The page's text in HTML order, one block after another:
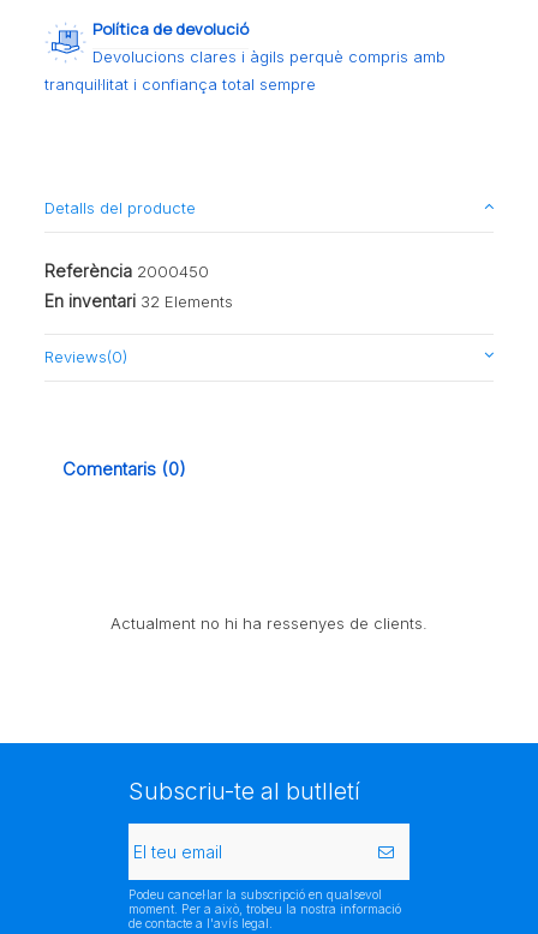
Política de devolució
Devolucions clares i àgils perquè compris amb
tranquil·litat i confiança total sempre
Detalls del producte
Referència 2000450
En inventari 32 Elements
Reviews(0)
Comentaris (0)
Actualment no hi ha ressenyes de clients.
Subscriu-te al butlletí
Podeu cancel·lar la subscripció en qualsevol
moment. Per a això, trobeu la nostra informació
de contacte a l'avís legal.